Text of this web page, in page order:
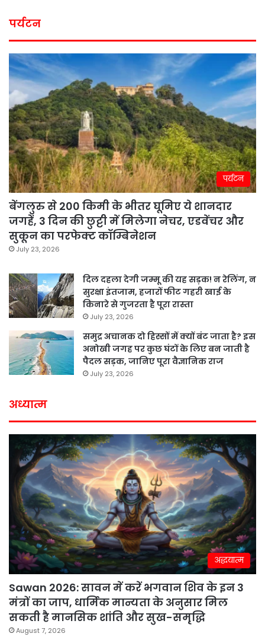
पर्यटन
पर्यटन
बेंगलुरु से 200 किमी के भीतर घूमिए ये शानदार
जगहें, 3 दिन की छुट्टी में मिलेगा नेचर, एडवेंचर और
सुकून का परफेक्ट कॉम्बिनेशन
July 23, 2026
दिल दहला देगी जम्मू की यह सड़क! न रेलिंग, न
सुरक्षा इंतजाम, हजारों फीट गहरी खाई के
किनारे से गुजरता है पूरा रास्ता
July 23, 2026
समुद्र अचानक दो हिस्सों में क्यों बंट जाता है? इस
अनोखी जगह पर कुछ घंटों के लिए बन जाती है
पैदल सड़क, जानिए पूरा वैज्ञानिक राज
July 23, 2026
अध्यात्म
अद्धयात्म
Sawan 2026: सावन में करें भगवान शिव के इन 3
मंत्रों का जाप, धार्मिक मान्यता के अनुसार मिल
सकती है मानसिक शांति और सुख-समृद्धि
August 7, 2026